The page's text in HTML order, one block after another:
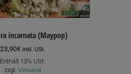
incarnata (Maypop)
23,90€ inkl. USt.
Enthält 13% USt.
zzgl. Versand